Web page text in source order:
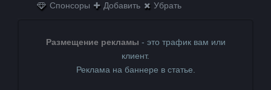
Спонсоры Добавить Убрать
Размещение рекламы - это трафик вам или
клиент.
Реклама на баннере в статье.